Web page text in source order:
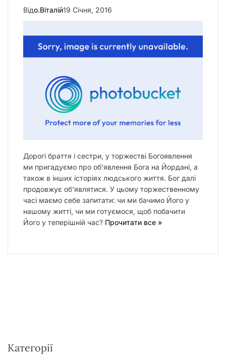
Відо.Віталій19 Січня, 2016
Дорогі браття і сестри, у торжестві Богоявлення
ми пригадуємо про об’явлення Бога на Йордані, а
також в інших історіях людського життя. Бог далі
продовжує об’являтися. У цьому торжественному
часі маємо себе запитати: чи ми бачимо Його у
нашому житті, чи ми готуємося, щоб побачити
Його у теперішній час? Прочитати все »
Категорії